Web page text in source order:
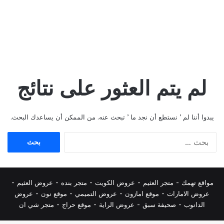
لم يتم العثور على نتائج
يبدوا أننا لم ’ نستطع أن نجد ما ’ تبحث عنه. من الممكن أن يساعدك البحث.
مواقع تهمك - متجر العثيم - عروض الكويت - متجر بنده - عروض العثيم -
عروض الامارات - موقع امازون - عروض التميمي - موقع نون - عروض
الدانوب - صحيفة سبق - عروض الراية - موقع حراج - متجر شي ان